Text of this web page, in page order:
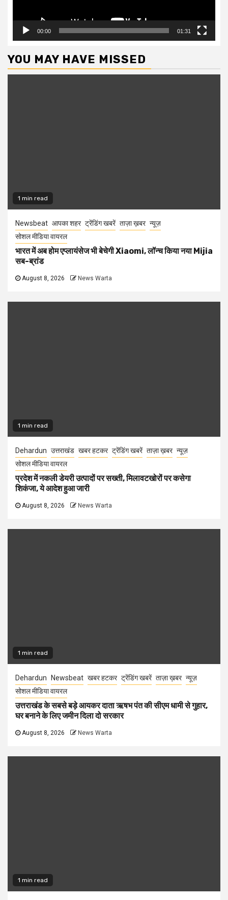
00:00 01:31
YOU MAY HAVE MISSED
1 min read
Newsbeat आपका शहर ट्रेंडिंग खबरें ताज़ा ख़बर न्यूज़
सोशल मीडिया वायरल
भारत में अब होम एप्लायंसेज भी बेचेगी Xiaomi, लॉन्च किया नया Mijia
सब-ब्रांड
August 8, 2026 News Warta
1 min read
Dehardun उत्तराखंड खबर हटकर ट्रेंडिंग खबरें ताज़ा ख़बर न्यूज़
सोशल मीडिया वायरल
प्रदेश में नकली डेयरी उत्पादों पर सख्ती, मिलावटखोरों पर कसेगा
शिकंजा, ये आदेश हुआ जारी
August 8, 2026 News Warta
1 min read
Dehardun Newsbeat खबर हटकर ट्रेंडिंग खबरें ताज़ा ख़बर न्यूज़
सोशल मीडिया वायरल
उत्तराखंड के सबसे बड़े आयकर दाता ऋषभ पंत की सीएम धामी से गुहार,
घर बनाने के लिए जमीन दिला दो सरकार
August 8, 2026 News Warta
1 min read